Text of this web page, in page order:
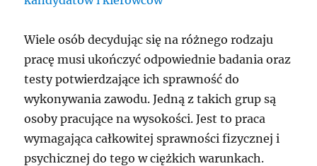
Wiele osób decydując się na różnego rodzaju
pracę musi ukończyć odpowiednie badania oraz
testy potwierdzające ich sprawność do
wykonywania zawodu. Jedną z takich grup są
osoby pracujące na wysokości. Jest to praca
wymagająca całkowitej sprawności fizycznej i
psychicznej do tego w ciężkich warunkach.